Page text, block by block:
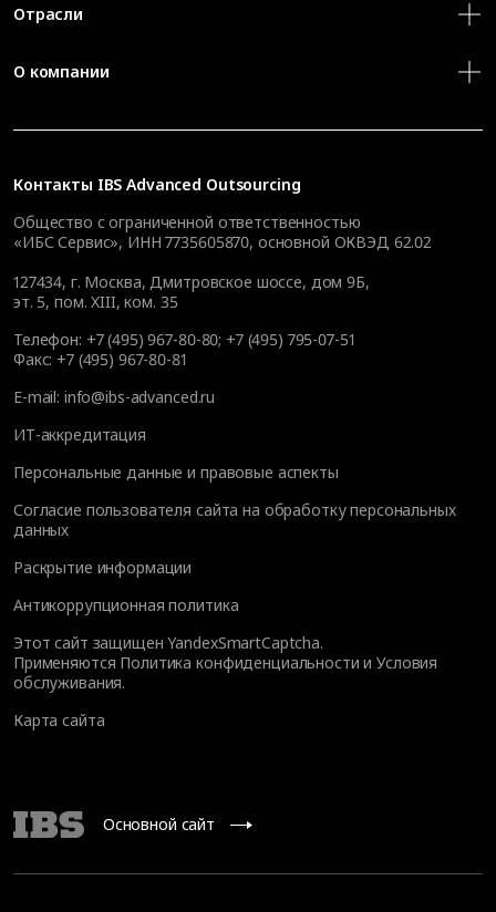
Контакты IBS Advanced Outsourcing
Общество с ограниченной ответственностью
«ИБС Сервис», ИНН 7735605870, основной ОКВЭД 62.02
127434, г. Москва, Дмитровское шоссе, дом 9Б,
эт. 5, пом. XIII, ком. 35
Телефон: +7 (495) 967-80-80; +7 (495) 795-07-51
Факс: +7 (495) 967-80-81
E-mail: info@ibs-advanced.ru
ИТ-аккредитация
Персональные данные и правовые аспекты
Согласие пользователя сайта на обработку персональных
данных
Раскрытие информации
Антикоррупционная политика
Этот сайт защищен YandexSmartCaptcha.
Применяются Политика конфиденциальности иУсловия
обслуживания.
Карта сайта
Отрасли
О компании
Основной сайт